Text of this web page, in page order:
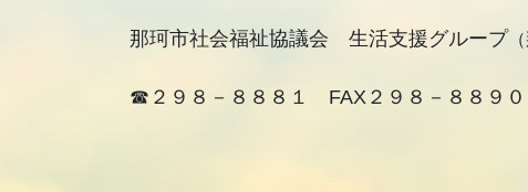
那珂市社会福祉協議会 生活支援グループ
☎２９８－８８８１ FAX２９８－８８９０